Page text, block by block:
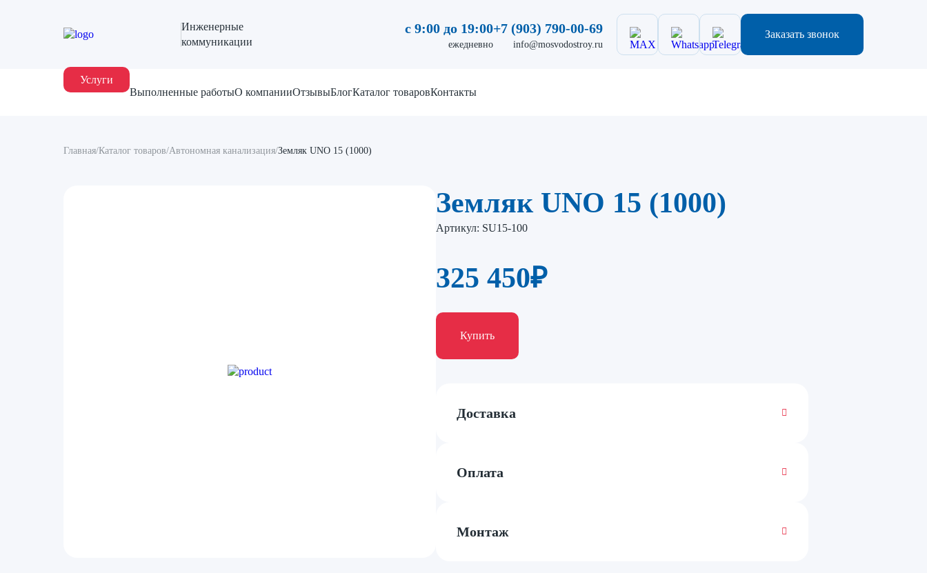
Инженерные
коммуникации
с 9:00 до 19:00
ежедневно
+7 (903) 790-00-69
info@mosvodostroy.ru
Заказать звонок
Услуги
Выполненные работыО компанииОтзывыБлогКаталог товаровКонтакты
Главная/Каталог товаров/Автономная канализация/Земляк UNO 15 (1000)
Земляк UNO 15 (1000)
Артикул: SU15-100
325 450₽
Купить
Доставка
Оплата
Монтаж